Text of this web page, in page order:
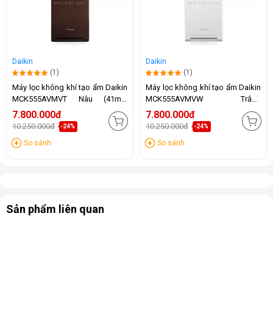
Daikin
(1)
Máy lọc không khí tạo ẩm Daikin
MCK555AVMVT Nâu (41m2,
56w)
7.800.000đ
10.250.000đ -24%
So sánh
Daikin
(1)
Máy lọc không khí tạo ẩm Daikin
MCK555AVMVW Trắng
(41m2,56w)
7.800.000đ
10.250.000đ -24%
So sánh
Sản phẩm liên quan